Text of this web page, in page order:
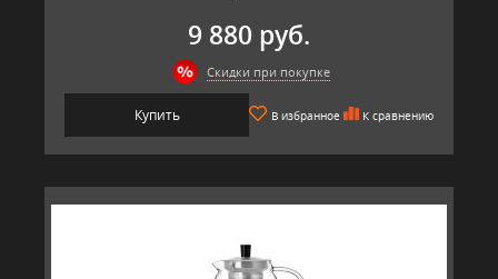
9 880 руб.
Скидки при покупке
Купить В избранное К сравнению